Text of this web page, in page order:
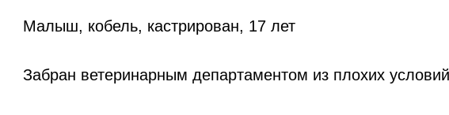
Малыш, кобель, кастрирован, 17 лет
Забран ветеринарным департаментом из плохих